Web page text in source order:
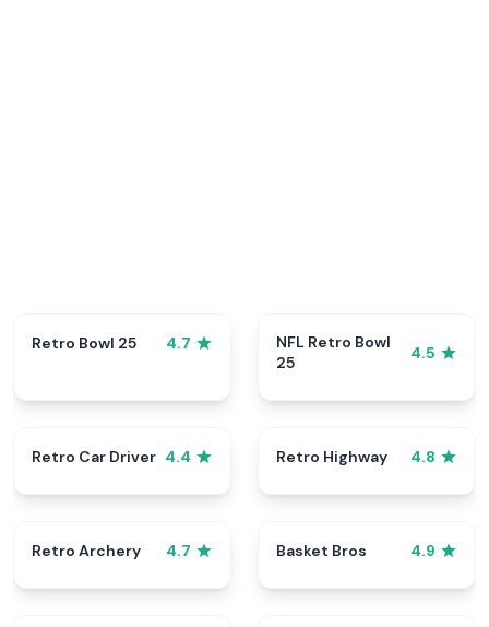
Retro Bowl 25 4.7
NFL Retro Bowl
25
4.5
Retro Car Driver 4.4 Retro Highway 4.8
Retro Archery 4.7 Basket Bros 4.9